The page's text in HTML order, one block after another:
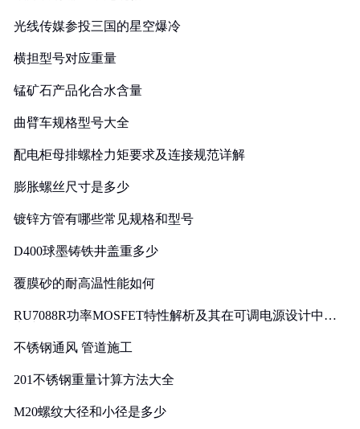
光线传媒参投三国的星空爆冷
横担型号对应重量
锰矿石产品化合水含量
曲臂车规格型号大全
配电柜母排螺栓力矩要求及连接规范详解
膨胀螺丝尺寸是多少
镀锌方管有哪些常见规格和型号
D400球墨铸铁井盖重多少
覆膜砂的耐高温性能如何
RU7088R功率MOSFET特性解析及其在可调电源设计中的
不锈钢通风 管道施工
201不锈钢重量计算方法大全
M20螺纹大径和小径是多少